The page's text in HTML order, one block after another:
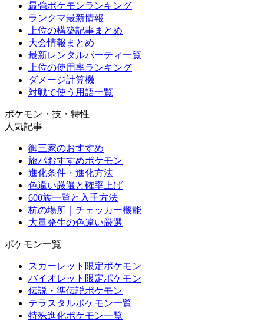
最強ポケモンランキング
ランクマ最新情報
上位の構築記事まとめ
大会情報まとめ
最新レンタルパーティ一覧
上位の使用率ランキング
ダメージ計算機
対戦で使う用語一覧
ポケモン・技・特性
人気記事
御三家のおすすめ
旅パおすすめポケモン
進化条件・進化方法
色違い厳選と確率上げ
600族一覧と入手方法
杭の場所｜チェッカー機能
大量発生の色違い厳選
ポケモン一覧
スカーレット限定ポケモン
バイオレット限定ポケモン
伝説・準伝説ポケモン
テラスタルポケモン一覧
特殊進化ポケモン一覧